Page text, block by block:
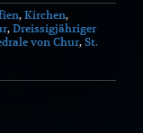
, Kirchen,
, Dreissigjähriger
von Chur, St.